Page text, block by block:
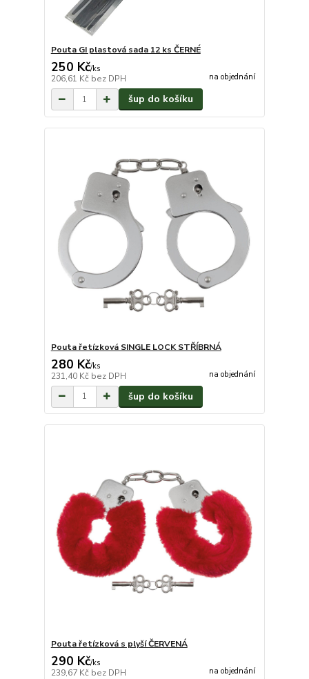
Pouta GI plastová sada 12 ks ČERNÉ
250 Kč/ks
206,61 Kč bez DPH na objednání
šup do košíku
Pouta řetízková SINGLE LOCK STŘÍBRNÁ
280 Kč/ks
231,40 Kč bez DPH na objednání
šup do košíku
Pouta řetízková s plyší ČERVENÁ
290 Kč/ks
239,67 Kč bez DPH na objednání